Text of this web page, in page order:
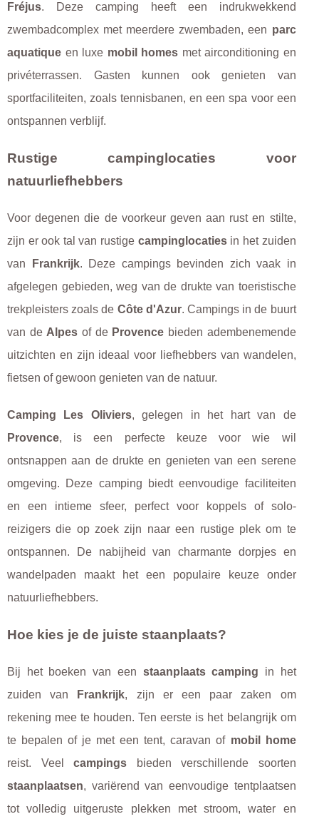
Fréjus. Deze camping heeft een indrukwekkend
zwembadcomplex met meerdere zwembaden, een parc
aquatique en luxe mobil homes met airconditioning en
privéterrassen. Gasten kunnen ook genieten van
sportfaciliteiten, zoals tennisbanen, en een spa voor een
ontspannen verblijf.
Rustige campinglocaties voor
natuurliefhebbers
Voor degenen die de voorkeur geven aan rust en stilte,
zijn er ook tal van rustige campinglocatiesin het zuiden
van
Frankrijk. Deze campings bevinden zich vaak in
afgelegen gebieden, weg van de drukte van toeristische
trekpleisters zoals de Côte d'Azur. Campings in de buurt
van de Alpes of de Provence bieden adembenemende
uitzichten en zijn ideaal voor liefhebbers van wandelen,
fietsen of gewoon genieten van de natuur.
Camping Les Oliviers, gelegen in het hart van de
Provence, is een perfecte keuze voor wie wil
ontsnappen aan de drukte en genieten van een serene
omgeving. Deze camping biedt eenvoudige faciliteiten
en een intieme sfeer, perfect voor koppels of solo-
reizigers die op zoek zijn naar een rustige plek om te
ontspannen. De nabijheid van charmante dorpjes en
wandelpaden maakt het een populaire keuze onder
natuurliefhebbers.
Hoe kies je de juiste staanplaats?
Bij het boeken van een staanplaats camping in het
zuiden van
Frankrijk, zijn er een paar zaken om
rekening mee te houden. Ten eerste is het belangrijk om
te bepalen of je met een tent, caravan of mobil home
reist. Veelcampings bieden verschillende soorten
staanplaatsen, variërend van eenvoudige tentplaatsen
tot volledig uitgeruste plekken met stroom, water en